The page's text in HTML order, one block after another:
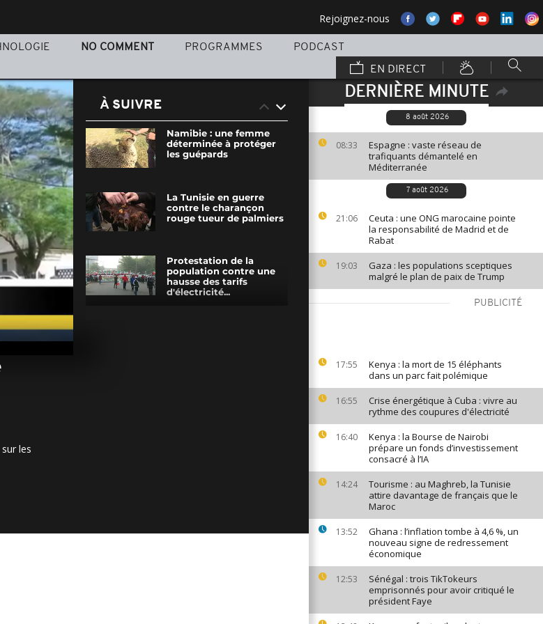
Rejoignez-nous
NO COMMENT PROGRAMMES
PODCAST
EN DIRECT
DERNIÈRE MINUTE
8 août 2026
08:33
Espagne : vaste réseau de
trafiquants démantelé en
Méditerranée
7 août 2026
21:06
Ceuta : une ONG marocaine pointe
la responsabilité de Madrid et de
Rabat
19:03
Gaza : les populations sceptiques
malgré le plan de paix de Trump
PUBLICITÉ
17:55
Kenya : la mort de 15 éléphants
dans un parc fait polémique
16:55
Crise énergétique à Cuba : vivre au
rythme des coupures d'électricité
16:40
Kenya : la Bourse de Nairobi
prépare un fonds d’investissement
consacré à l’IA
14:24
Tourisme : au Maghreb, la Tunisie
attire davantage de français que le
Maroc
13:52
Ghana : l’inflation tombe à 4,6 %, un
nouveau signe de redressement
économique
12:53
Sénégal : trois TikTokeurs
emprisonnés pour avoir critiqué le
président Faye
les
À SUIVRE
Namibie : une femme
déterminée à protéger
les guépards
La Tunisie en guerre
contre le charançon
rouge tueur de palmiers
Protestation de la
population contre une
hausse des tarifs
d'électricité...